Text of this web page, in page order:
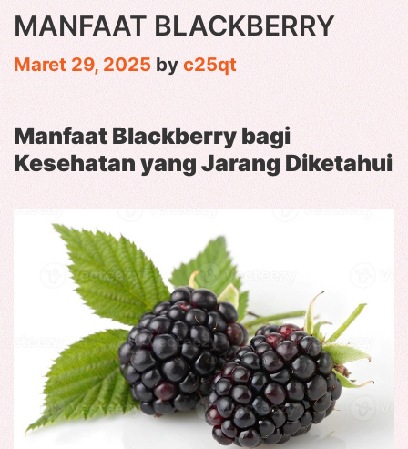
MANFAAT BLACKBERRY
Maret 29, 2025 byc25qt
Manfaat Blackberry bagi
Kesehatan yang Jarang Diketahui